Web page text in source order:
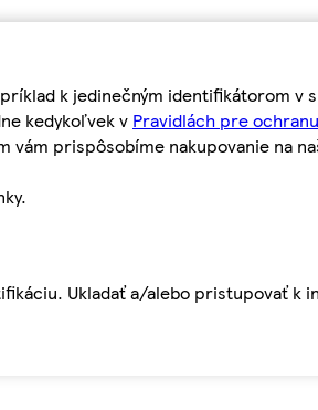
k jedinečným identifikátorom v
kedykoľvek v Pravidlách pre
vám prispôsobíme nakupovanie na
Ukladať a/alebo pristupovať k